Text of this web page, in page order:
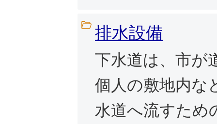
排水設備
下水道は、市が
個人の敷地内な
水道へ流すため